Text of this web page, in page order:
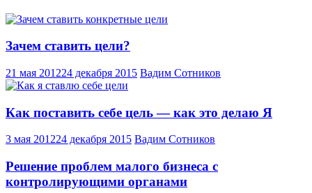
Зачем ставить цели?
21 мая 201224 декабря 2015 Вадим Сотников
Как поставить себе цель — как это делаю Я
3 мая 201224 декабря 2015 Вадим Сотников
Решение проблем малого бизнеса с
контролирующими органами